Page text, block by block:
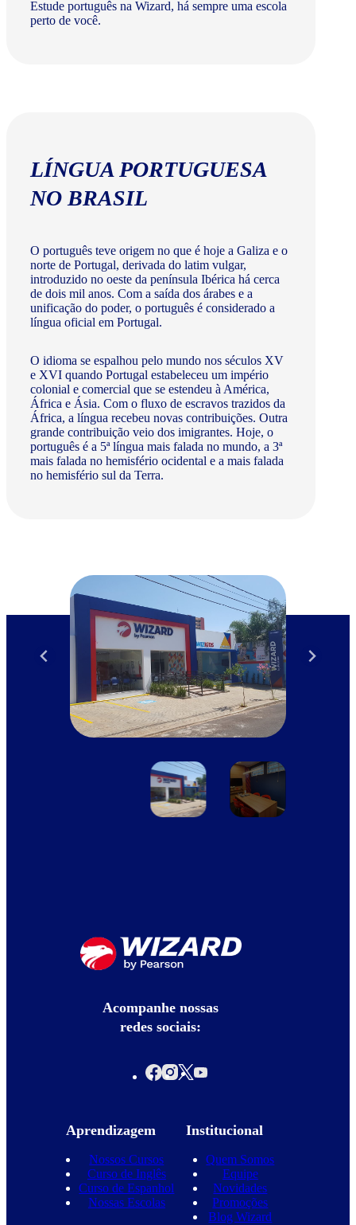
Estude português na Wizard, há sempre uma escola
perto de você.
LÍNGUA PORTUGUESA
NO BRASIL
O português teve origem no que é hoje a Galiza e o
norte de Portugal, derivada do latim vulgar,
introduzido no oeste da península Ibérica há cerca
de dois mil anos. Com a saída dos árabes e a
unificação do poder, o português é considerado a
língua oficial em Portugal.
O idioma se espalhou pelo mundo nos séculos XV
e XVI quando Portugal estabeleceu um império
colonial e comercial que se estendeu à América,
África e Ásia. Com o fluxo de escravos trazidos da
África, a língua recebeu novas contribuições. Outra
grande contribuição veio dos imigrantes. Hoje, o
português é a 5ª língua mais falada no mundo, a 3ª
mais falada no hemisfério ocidental e a mais falada
no hemisfério sul da Terra.
Acompanhe nossas
redes sociais:
Aprendizagem
Nossos Cursos
Curso de Inglês
Curso de Espanhol
Nossas Escolas
Institucional
Quem Somos
Equipe
Novidades
Promoções
Blog Wizard